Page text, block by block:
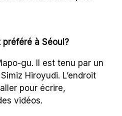
à Séoul?
gu. Il est tenu par un
Hiroyudi. L’endroit
pour écrire,
vidéos.